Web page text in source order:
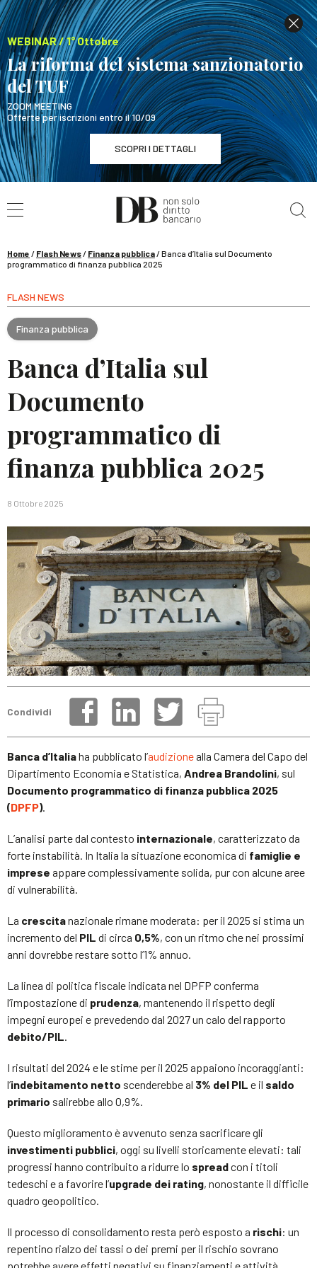
WEBINAR / 1° Ottobre
La riforma del sistema sanzionatorio
del TUF
ZOOM MEETING
Offerte per iscrizioni entro il 10/09
SCOPRI I DETTAGLI
WEBINAR / 1° Ottobre
La riforma del sistema sanzionatorio del TUF
Home / Flash News/ Finanza pubblica/Banca d’Italia sul Documento
programmatico di finanza pubblica 2025
FLASH NEWS
Finanza pubblica
Banca d’Italia sul
Documento
programmatico di
finanza pubblica 2025
8 Ottobre 2025
Condividi
Banca d’Italiaha pubblicato l’audizionealla Camera del Capo del
Dipartimento Economia e Statistica, Andrea Brandolini, sul
Documento programmatico di finanza pubblica 2025
(DPFP).
L’analisi parte dal contesto internazionale, caratterizzato da
forte instabilità. In Italia la situazione economica di famiglie e
imprese appare complessivamente solida, pur con alcune aree
di vulnerabilità.
La crescitanazionale rimane moderata: per il 2025 si stima un
incremento del PIL di circa 0,5%, con un ritmo che nei prossimi
anni dovrebbe restare sotto l’1% annuo.
La linea di politica fiscale indicata nel DPFP conferma
l’impostazione di prudenza, mantenendo il rispetto degli
impegni europei e prevedendo dal 2027 un calo del rapporto
debito/PIL.
I risultati del 2024 e le stime per il 2025 appaiono incoraggianti:
l’indebitamento netto scenderebbe al 3% del PIL e il saldo
primario salirebbe allo 0,9%.
Questo miglioramento è avvenuto senza sacrificare gli
investimenti pubblici, oggi su livelli storicamente elevati: tali
progressi hanno contribuito a ridurre lo spreadcon i titoli
tedeschi e a favorire l’upgrade dei rating, nonostante il difficile
quadro geopolitico.
Il processo di consolidamento resta però esposto a rischi: un
repentino rialzo dei tassi o dei premi per il rischio sovrano